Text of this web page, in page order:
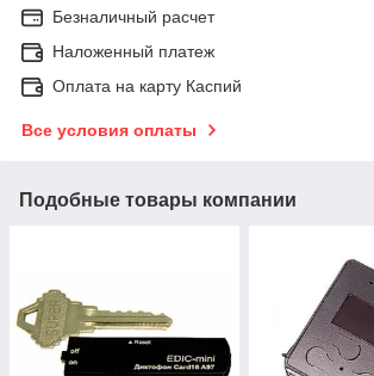
Безналичный расчет
Наложенный платеж
Оплата на карту Каспий
Все условия оплаты
Подобные товары компании